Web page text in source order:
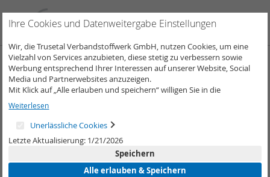
zum
Inhalt
Zum
Ende
der
springen
Ihre Cookies und Datenweitergabe Einstellungen
Wir, die Trusetal Verbandstoffwerk GmbH, nutzen Cookies, um eine
Vielzahl von Services anzubieten, diese stetig zu verbessern sowie
Werbung entsprechend Ihrer Interessen auf unserer Website, Social
Media und Partnerwebsites anzuzeigen.
Mit Klick auf „Alle erlauben und speichern“ willigen Sie in die
Verwendung aller Cookies ein.
Unter „Weitere Informationen“ können Sie Ihre Cookie-Einstellungen
selber anpassen und speichern.
Weiterlesen
Unerlässliche Cookies
Letzte Aktualisierung: 1/21/2026
Speichern
Alle erlauben & Speichern